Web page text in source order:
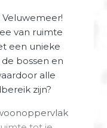
van ruimte
een unieke
bossen en
alle
zijn?